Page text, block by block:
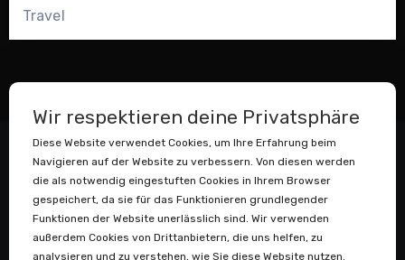
Travel
Wir respektieren deine Privatsphäre
Diese Website verwendet Cookies, um Ihre Erfahrung beim
Navigieren auf der Website zu verbessern. Von diesen werden
die als notwendig eingestuften Cookies in Ihrem Browser
gespeichert, da sie für das Funktionieren grundlegender
Funktionen der Website unerlässlich sind. Wir verwenden
außerdem Cookies von Drittanbietern, die uns helfen, zu
analysieren und zu verstehen, wie Sie diese Website nutzen.